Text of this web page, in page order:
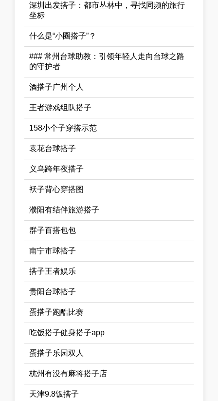
深圳出发搭子：都市丛林中，寻找同频的旅行
坐标
什么是“小圈搭子”？
### 常州台球助教：引领年轻人走向台球之路
的守护者
酒搭子广州个人
王者游戏组队搭子
158小个子穿搭示范
袁花台球搭子
义乌跨年夜搭子
袄子背心穿搭图
濮阳有结伴旅游搭子
群子百搭包包
南宁市球搭子
搭子王者娱乐
贵阳台球搭子
蛋搭子跑酷比赛
吃饭搭子健身搭子app
蛋搭子乐园双人
杭州有没有麻将搭子店
天津9.8饭搭子